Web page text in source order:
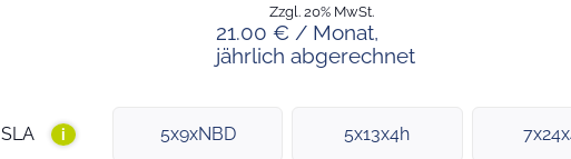
21.00 € / Monat,
jährlich abgerechnet
Zzgl. 20% MwSt.
SLA i 5x9xNBD 5x13x4h